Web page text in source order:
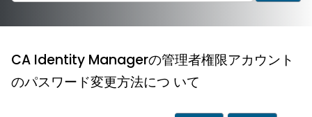
CA Identity Managerの管理者権限アカウント
のパスワード変更⽅法につ いて